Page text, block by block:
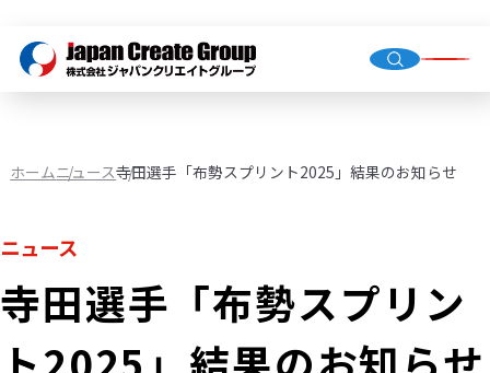
トップ
店舗運
ホームニュース寺田選手「布勢スプリント2025」結果のお知らせ
ニュース
寺田選手「布勢スプリン